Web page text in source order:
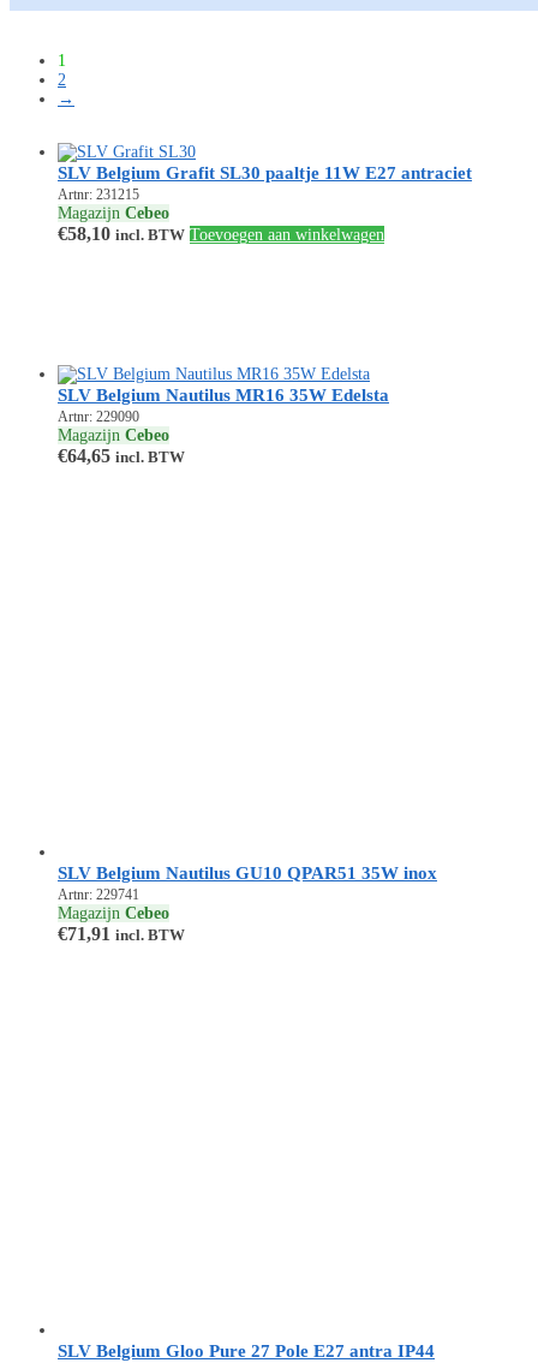
1
2
→
SLV Belgium Grafit SL30 paaltje 11W E27 antraciet
Artnr: 231215
Magazijn Cebeo
€58,10 incl. BTW Toevoegen aan winkelwagen
SLV Belgium Nautilus MR16 35W Edelsta
Artnr: 229090
Magazijn Cebeo
€64,65 incl. BTW
SLV Belgium Nautilus GU10 QPAR51 35W inox
Artnr: 229741
Magazijn Cebeo
€71,91 incl. BTW
SLV Belgium Gloo Pure 27 Pole E27 antra IP44